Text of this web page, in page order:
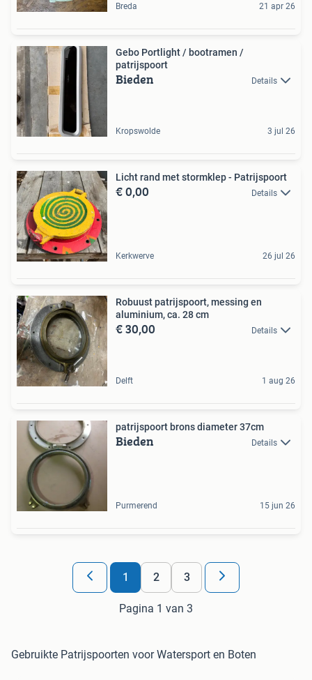
Breda 21 apr 26
Gebo Portlight / bootramen /
patrijspoort
Bieden Details
Kropswolde 3 jul 26
Licht rand met stormklep - Patrijspoort
€ 0,00 Details
Kerkwerve 26 jul 26
Robuust patrijspoort, messing en
aluminium, ca. 28 cm
€ 30,00 Details
Delft 1 aug 26
patrijspoort brons diameter 37cm
Bieden Details
Purmerend 15 jun 26
1 2 3
Pagina 1 van 3
Gebruikte Patrijspoorten voor Watersport en Boten